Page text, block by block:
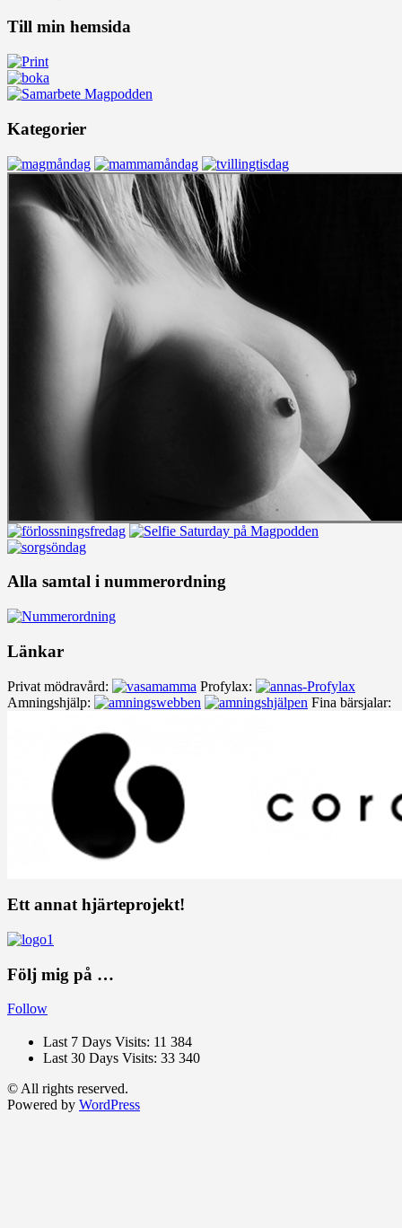
Till min hemsida
Kategorier
Alla samtal i nummerordning
Länkar
Privat mödravård:
Profylax:
Amningshjälp:
Fina bärsjalar:
Ett annat hjärteprojekt!
Följ mig på …
Follow
Last 7 Days Visits: 11 384
Last 30 Days Visits: 33 340
© All rights reserved.
Powered by WordPress